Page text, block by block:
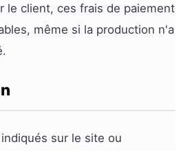
le client, ces frais de paiement
même si la production n'a
sur le site ou